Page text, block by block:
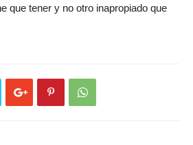
que tener y no otro inapropiado que